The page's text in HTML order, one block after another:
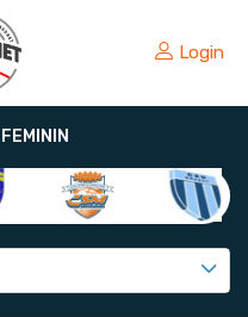
Login